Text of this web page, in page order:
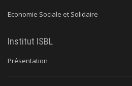
Economie Sociale et Solidaire
Institut ISBL
Présentation